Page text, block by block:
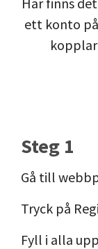
ett konto
Steg 1
Gå till
Tryck på
Fyll i alla